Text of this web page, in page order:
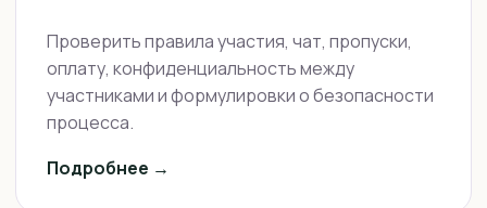
Проверить правила участия, чат, пропуски,
оплату, конфиденциальность между
участниками и формулировки о безопасности
процесса.
Подробнее →